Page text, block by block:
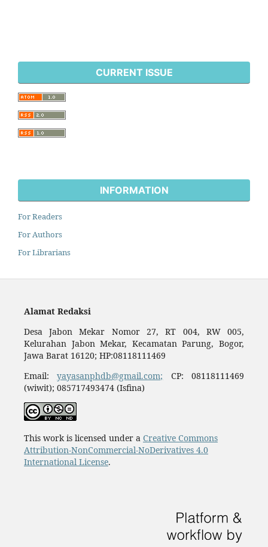
CURRENT ISSUE
INFORMATION
For Readers
For Authors
For Librarians
Alamat Redaksi
Desa Jabon Mekar Nomor 27, RT 004, RW 005,
Kelurahan Jabon Mekar, Kecamatan Parung, Bogor,
Jawa Barat 16120; HP:08118111469
Email:yayasanphdb@gmail.com; CP: 08118111469
(wiwit); 085717493474 (Isfina)
This work is licensed under a Creative Commons
Attribution-NonCommercial-NoDerivatives 4.0
International License.